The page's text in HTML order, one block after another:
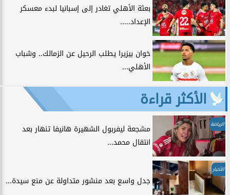
بعثة الأهلي تغادر إلى إسبانيا لبدء معسكر
الإعداد.....
خوان بيزيرا يطلب الرحيل عن الزمالك.. وشباب
الأهلي...
الأكثر قراءة
الرياضة
مشجعة ليفربول الشهيرة هانيفا تنهار بعد
انتقال محمد...
الأخبار
جدل واسع بعد منشور متداولة عن منع سيدة...